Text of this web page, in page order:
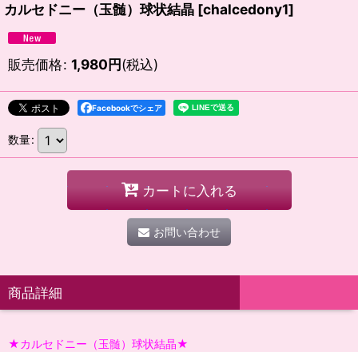
カルセドニー（玉髄）球状結晶 [chalcedony1]
販売価格: 1,980円(税込)
Facebookでシェア
数量:
カートに入れる
お問い合わせ
商品詳細
★カルセドニー（玉髄）球状結晶★